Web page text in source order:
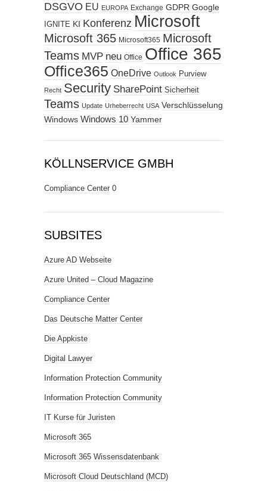
DSGVO EU EUROPA Exchange GDPR Google
IGNITE KI Konferenz Microsoft
Microsoft 365 Microsoft365 Microsoft
Teams MVP neu Office Office 365
Office365 OneDrive Outlook Purview
Recht Security SharePoint Sicherheit
Teams Update Urheberrecht USA Verschlüsselung
Windows Windows 10 Yammer
KÖLLNSERVICE GMBH
Compliance Center 0
SUBSITES
Azure AD Webseite
Azure United – Cloud Magazine
Compliance Center
Das Deutsche Matter Center
Die Appkiste
Digital Lawyer
Information Protection Community
Information Protection Community
IT Kurse für Juristen
Microsoft 365
Microsoft 365 Wissensdatenbank
Microsoft Cloud Deutschland (MCD)